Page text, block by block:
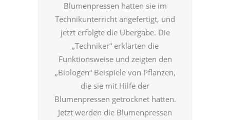
Blumenpressen hatten sie im
Technikunterricht angefertigt, und
jetzt erfolgte die Übergabe. Die
„Techniker“ erklärten die
Funktionsweise und zeigten den
„Biologen“ Beispiele von Pflanzen,
die sie mit Hilfe der
Blumenpressen getrocknet hatten.
Jetzt werden die Blumenpressen